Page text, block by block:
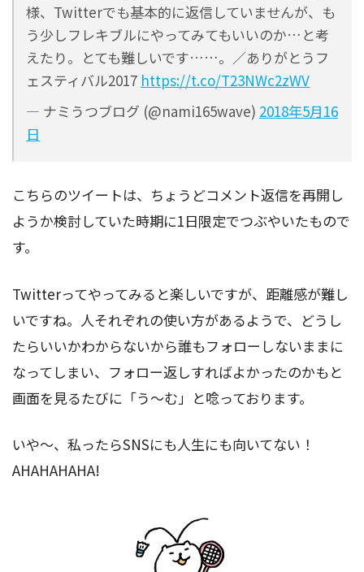
様、Twitterでも基本的に返信していませんが、も
う少しフレキブルにやってみてもいいのか…と考
えたり。とても難しいです……。／ありがとうフ
ェスティバル2017 https://t.co/T23NWc2zWV
— ナミうつブログ (@nami165wave) 2018年5月16
日
こちらのツイートは、ちょうどコメント返信を再開し
ようか検討していた時期に1日限定でつぶやいたもので
す。
Twitterってやってみると楽しいですが、距離感が難し
いですね。人それぞれの使い方があるようで、どうし
たらいいかわからないから誰もフォローしないままに
なってしまい、フォロー返しすればよかったのかもと
画面を見るたびに「う～む」と唸っております。
いや～、私ったらSNSにも人生にも向いてない！
AHAHAHAHA!